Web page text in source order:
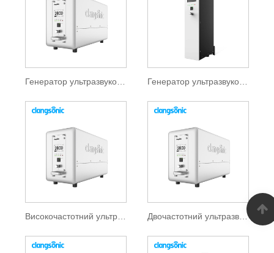
Генератор ультразвукового очищення Генератор ультразвукового очищувача
Високочастотний ультразвуковий генератор Двочастотний ультразвуковий генератор